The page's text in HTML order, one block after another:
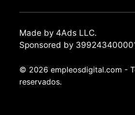
Made by 4Ads LLC.
Sponsored by
© 2026 empleosdigital.com -
reservados.